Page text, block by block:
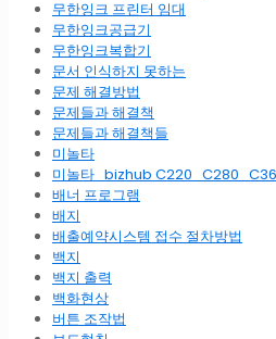
무한잉크 프린터 임대
무한잉크공급기
무한잉크복합기
문서 인식하지 못하는
문제 해결방법
문제들과 해결책
문제들과 해결책들
미놀타
미놀타_bizhub
배너 프로그램
배지
배출예약시스템 접수 절차방법
백지
백지 출력
백화현상
버튼 조작법